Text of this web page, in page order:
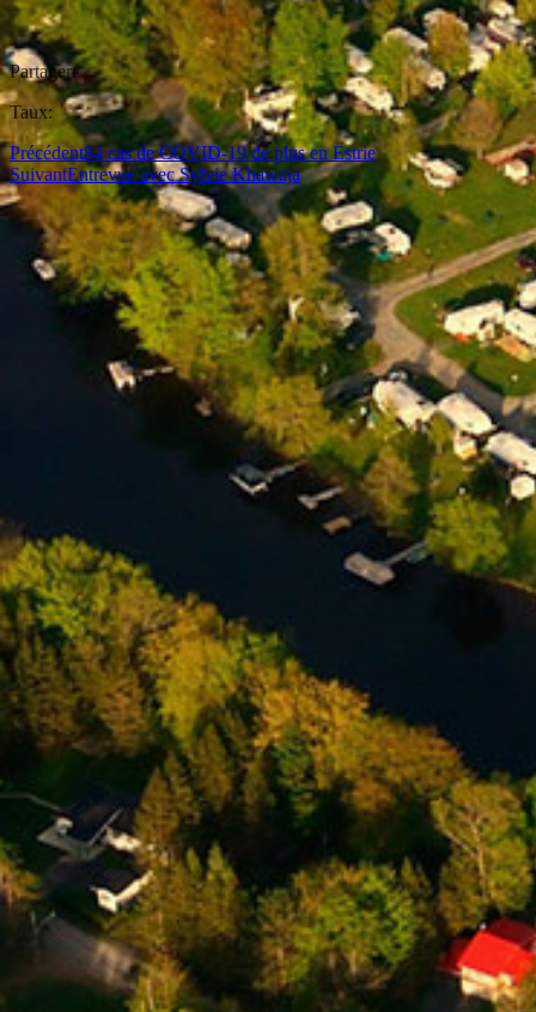
Partager:
Taux:
Précédent84 cas de COVID-19 de plus en Estrie
SuivantEntrevue avec Sylvie Khawaja